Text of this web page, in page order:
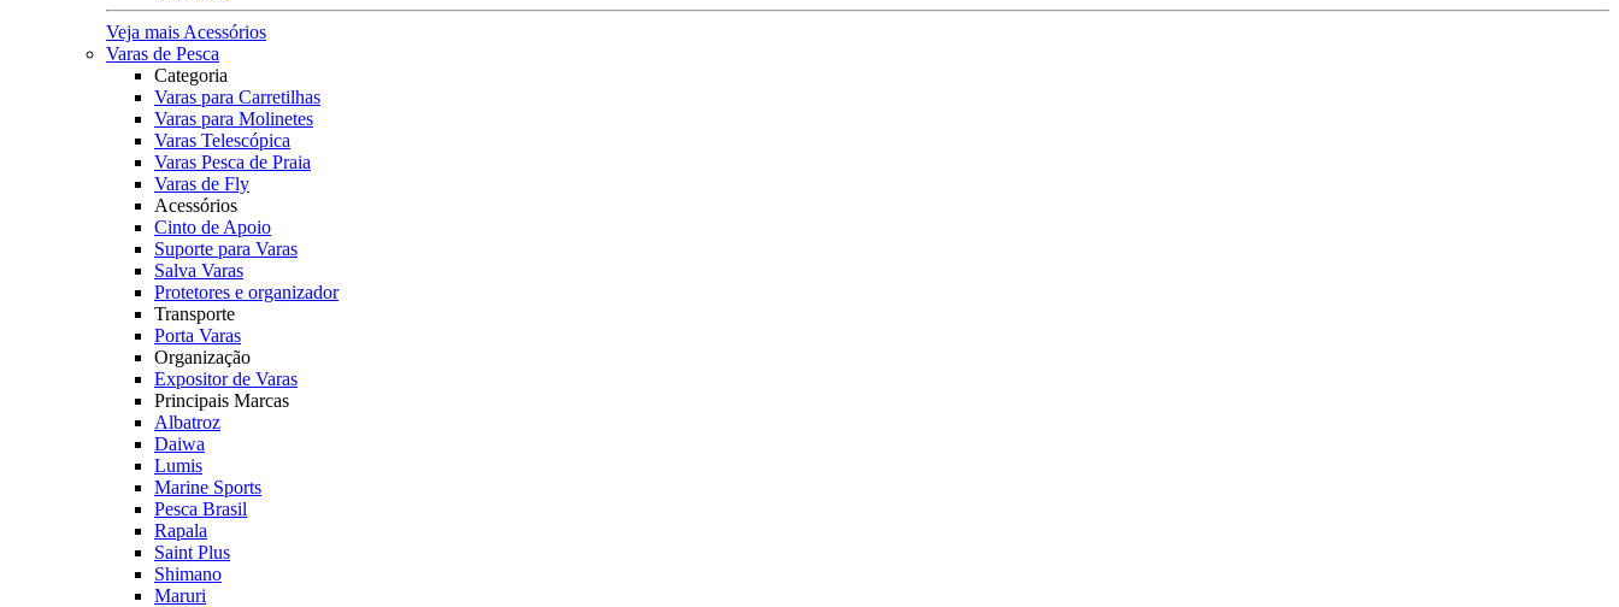
Veja mais Acessórios
Varas de Pesca
Categoria
Varas para Carretilhas
Varas para Molinetes
Varas Telescópica
Varas Pesca de Praia
Varas de Fly
Acessórios
Cinto de Apoio
Suporte para Varas
Salva Varas
Protetores e organizador
Transporte
Porta Varas
Organização
Expositor de Varas
Principais Marcas
Albatroz
Daiwa
Lumis
Marine Sports
Pesca Brasil
Rapala
Saint Plus
Shimano
Maruri